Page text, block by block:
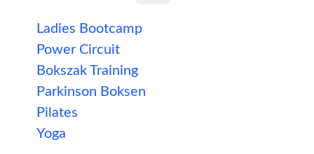
Ladies Bootcamp
Power Circuit
Bokszak Training
Parkinson Boksen
Pilates
Yoga